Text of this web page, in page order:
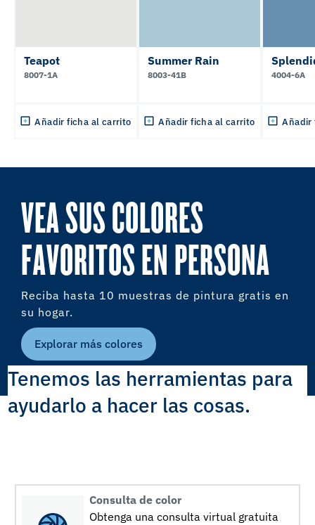
Teapot
8007-1A
Añadir ficha al carrito
Summer Rain
8003-41B
Añadir ficha al carrito
4004-6A
Añadir
VEA SUS COLORES
FAVORITOS EN PERSONA
Reciba hasta 10 muestras de pintura gratis en
su hogar.
Explorar más colores
Tenemos las herramientas para
ayudarlo a hacer las cosas.
Consulta de color
Obtenga una consulta virtual gratuita